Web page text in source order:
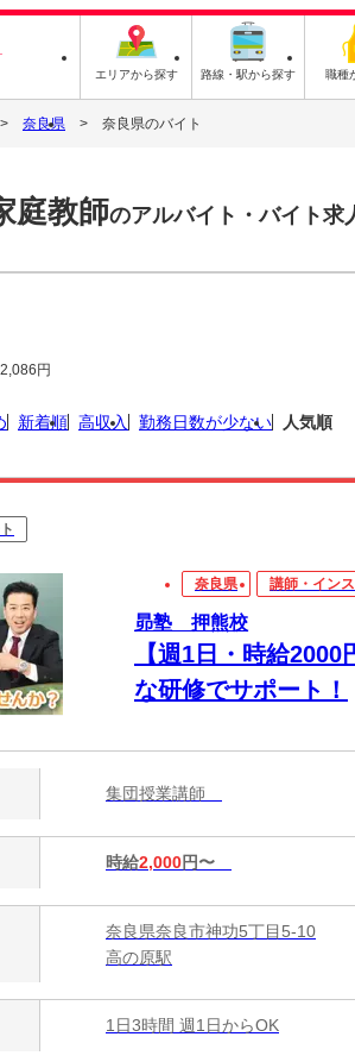
エリアから探す 路線・駅から探す 職種
奈良県 奈良県のバイト
庭教師のアルバイト・バイト求
円
新着順 高収入 勤務日数が少ない 人気順
奈良県 講師・イン
昴塾 押熊校
【週1日・時給
な研修でサポート！
集団授業講師
時給2,000円〜
奈良県奈良市神功5丁目5-10
高の原駅
1日3時間 週1日からOK